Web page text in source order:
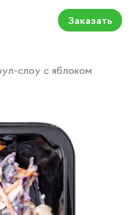
Заказать
слоу с яблоком
с